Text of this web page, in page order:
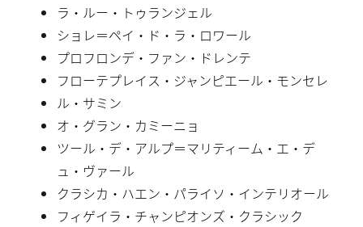
ラ・ルー・トゥランジェル
ショレ＝ペイ・ド・ラ・ロワール
プロフロンデ・ファン・ドレンテ
フローテプレイス・ジャンピエール・モンセレ
ル・サミン
オ・グラン・カミーニョ
ツール・デ・アルプ＝マリティーム・エ・デ
ュ・ヴァール
クラシカ・ハエン・パライソ・インテリオール
フィゲイラ・チャンピオンズ・クラシック